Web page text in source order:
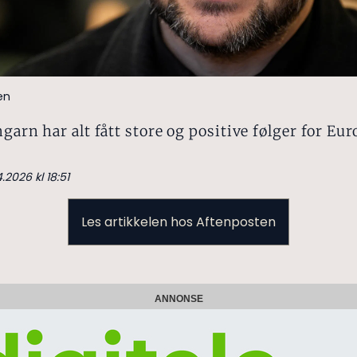
har alt fått store og positive følger for
kl 18:51
Les artikkelen hos Aftenposten
ANNONSE